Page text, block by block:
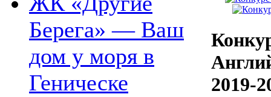
Берега» — Ваш
дом у моря в
Геническе
2019-